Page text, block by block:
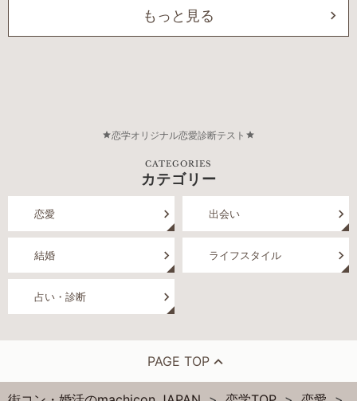
もっと見る
恋学オリジナル恋愛診断テスト
CATEGORIES
カテゴリー
恋愛 出会い
結婚 ライフスタイル
占い・診断
PAGE TOP